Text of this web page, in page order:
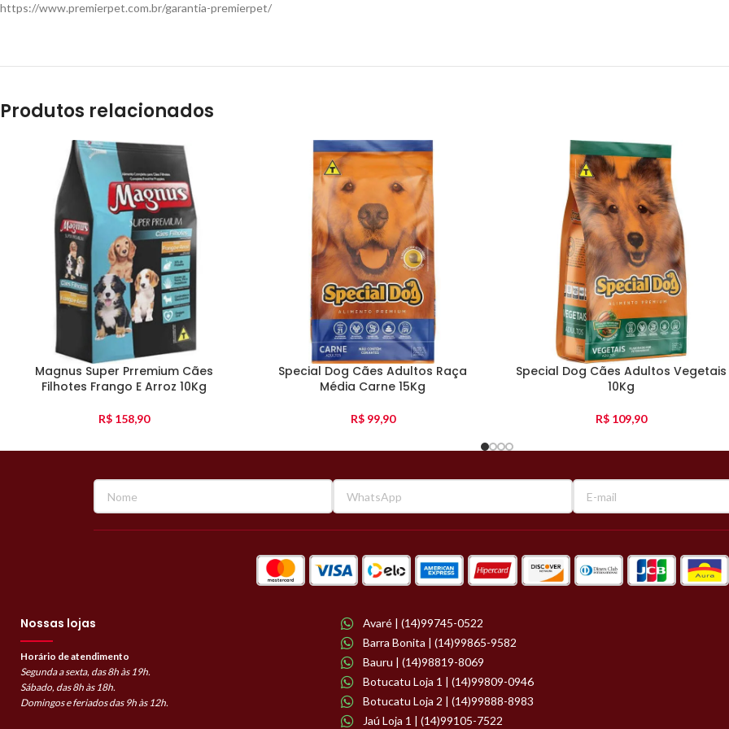
https://www.premierpet.com.br/garantia-premierpet/
Produtos relacionados
Magnus Super Prremium Cães
Filhotes Frango E Arroz 10Kg
R$ 158,90
Special Dog Cães Adultos Raça
Média Carne 15Kg
R$99,90
Special Dog Cães Adultos Vegetais
10Kg
R$ 109,90
Nossas lojas
Horário de atendimento
Segunda a sexta, das 8h às 19h.
Sábado, das 8h às 18h.
Domingos e feriados das 9h às 12h.
Avaré | (14)99745-0522
Barra Bonita | (14)99865-9582
Bauru | (14)98819-8069
Botucatu Loja 1 | (14)99809-0946
Botucatu Loja 2 | (14)99888-8983
Jaú Loja 1 | (14)99105-7522